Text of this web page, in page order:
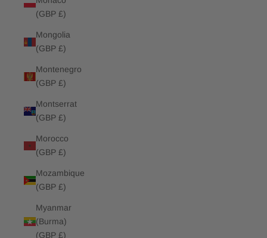
(GBP £)
Mongolia
(GBP £)
Montenegro
(GBP £)
Montserrat
(GBP £)
Morocco
(GBP £)
Mozambique
(GBP £)
Myanmar
(Burma)
(GBP £)